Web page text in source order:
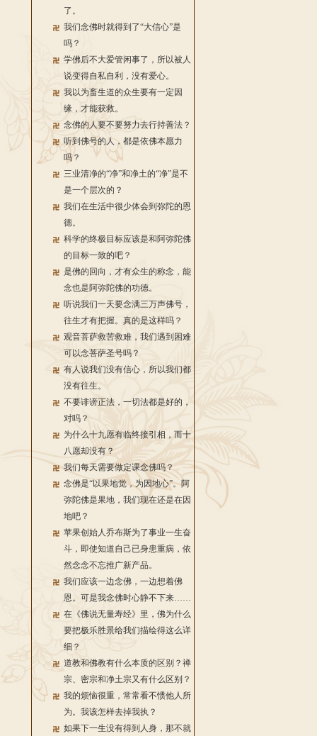
了。
我们念佛时就得到了“大信心”是
吗？
学佛后不大爱管闲事了，所以被人
说变得自私自利，没有爱心。
我以为畜生道的众生要有一定因
缘，才能获救。
念佛的人要不要努力去行持善法？
听到佛号的人，都是依佛本愿力
吗？
三业清净的“净”和净土的“净”是不
是一个层次的？
我们在生活中很少体会到弥陀的恩
德。
科学的终极目标应该是和阿弥陀佛
的目标一致的吧？
是佛的回向，才有众生的称念，能
念也是阿弥陀佛的功德。
听说我们一天要念满三万声佛号，
往生才有把握。真的是这样吗？
观音菩萨救苦救难，我们遇到困难
可以念菩萨圣号吗？
有人说我们没有信心，所以我们都
没有往生。
不要诽谤正法，一切法都是好的，
对吗？
为什么十九愿有临终接引相，而十
八愿却没有？
我们每天需要做定课念佛吗？
念佛是“以果地觉，为因地心”。阿
弥陀佛是果地，我们现在还是在因
地吧？
苹果创始人乔布斯为了事业一生奋
斗，即使知道自己已身患重病，依
然念念不忘推广新产品。
我们应该一边念佛，一边想着佛
恩。可是我念佛时心静不下来……
在《佛说无量寿经》里，佛为什么
要把极乐胜景给我们描绘得这么详
细？
道教和佛教有什么本质的区别？禅
宗、密宗和净土宗又有什么区别？
我的烦恼很重，常常看不惯他人所
为。我该怎样去掉我执？
如果下一生没有得到人身，那不就